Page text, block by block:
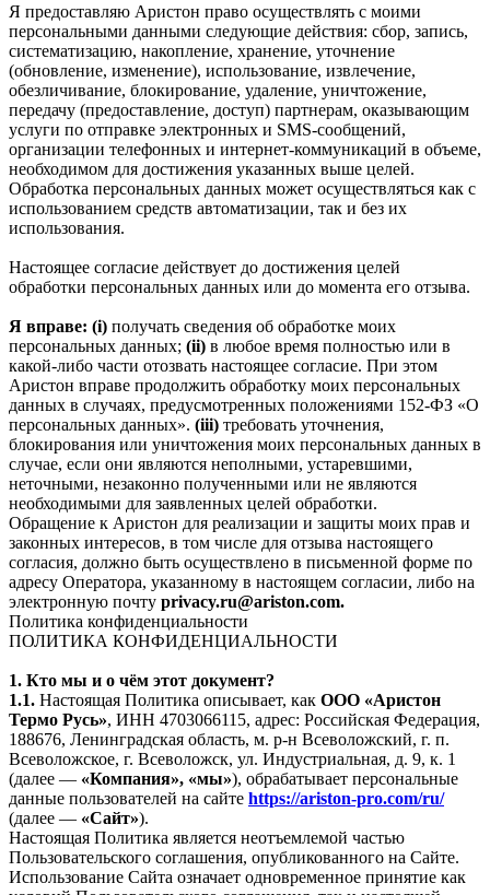
Я предоставляю Аристон право осуществлять с моими
персональными данными следующие действия: сбор, запись,
систематизацию, накопление, хранение, уточнение
(обновление, изменение), использование, извлечение,
обезличивание, блокирование, удаление, уничтожение,
передачу (предоставление, доступ) партнерам, оказывающим
услуги по отправке электронных и SMS‑сообщений,
организации телефонных и интернет‑коммуникаций в объеме,
необходимом для достижения указанных выше целей.
Обработка персональных данных может осуществляться как с
использованием средств автоматизации, так и без их
использования.
Настоящее согласие действует до достижения целей
обработки персональных данных или до момента его отзыва.
Я вправе: (i) получать сведения об обработке моих
персональных данных; (ii) в любое время полностью или в
какой-либо части отозвать настоящее согласие. При этом
Аристон вправе продолжить обработку моих персональных
данных в случаях, предусмотренных положениями 152-ФЗ «О
персональных данных». (iii) требовать уточнения,
блокирования или уничтожения моих персональных данных в
случае, если они являются неполными, устаревшими,
неточными, незаконно полученными или не являются
необходимыми для заявленных целей обработки.
Обращение к Аристон для реализации и защиты моих прав и
законных интересов, в том числе для отзыва настоящего
согласия, должно быть осуществлено в письменной форме по
адресу Оператора, указанному в настоящем согласии, либо на
электронную почту privacy.ru@ariston.com.
Политика конфиденциальности
ПОЛИТИКА КОНФИДЕНЦИАЛЬНОСТИ
1. Кто мы и о чём этот документ?
1.1. Настоящая Политика описывает, как ООО «Аристон
Термо Русь», ИНН 4703066115, адрес: Российская Федерация,
188676, Ленинградская область, м. р-н Всеволожский, г. п.
Всеволожское, г. Всеволожск, ул. Индустриальная, д. 9, к. 1
(далее — «Компания», «мы»), обрабатывает персональные
данные пользователей на сайте https://ariston-pro.com/ru/
(далее — «Сайт»).
Настоящая Политика является неотъемлемой частью
Пользовательского соглашения, опубликованного на Сайте.
Использование Сайта означает одновременное принятие как